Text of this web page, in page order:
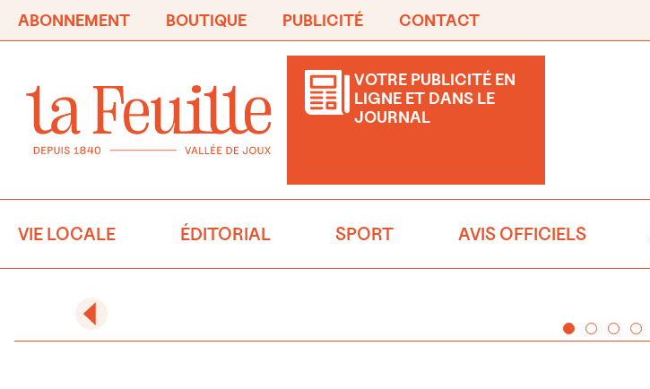
ABONNEMENT BOUTIQUE PUBLICITÉ CONTACT
VOTRE PUBLICITÉ EN
LIGNE ET DANS LE
JOURNAL
VIE LOCALE ÉDITORIAL SPORT AVIS OFFICIELS